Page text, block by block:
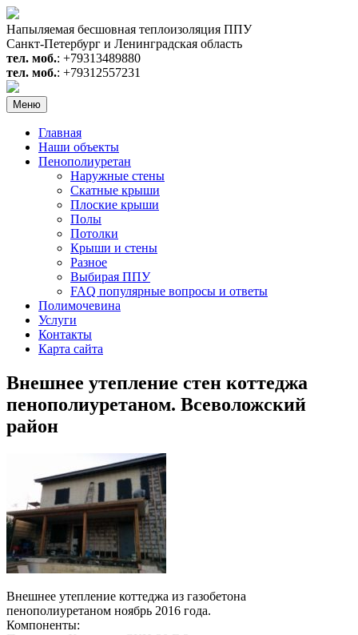
Перейти
к
содержимому
Напыляемая бесшовная теплоизоляция ППУ
Санкт-Петербург и Ленинградская область
тел. моб.: +79313489880
тел. моб.: +79312557231
Меню
Главная
Наши объекты
Пенополиуретан
Наружные стены
Скатные крыши
Плоские крыши
Полы
Потолки
Крыши и стены
Разное
Выбирая ППУ
FAQ популярные вопросы и ответы
Полимочевина
Услуги
Контакты
Карта сайта
Внешнее утепление стен коттеджа
пенополиуретаном. Всеволожский
район
Внешнее утепление коттеджа из газобетона
пенополиуретаном ноябрь 2016 года.
Компоненты: